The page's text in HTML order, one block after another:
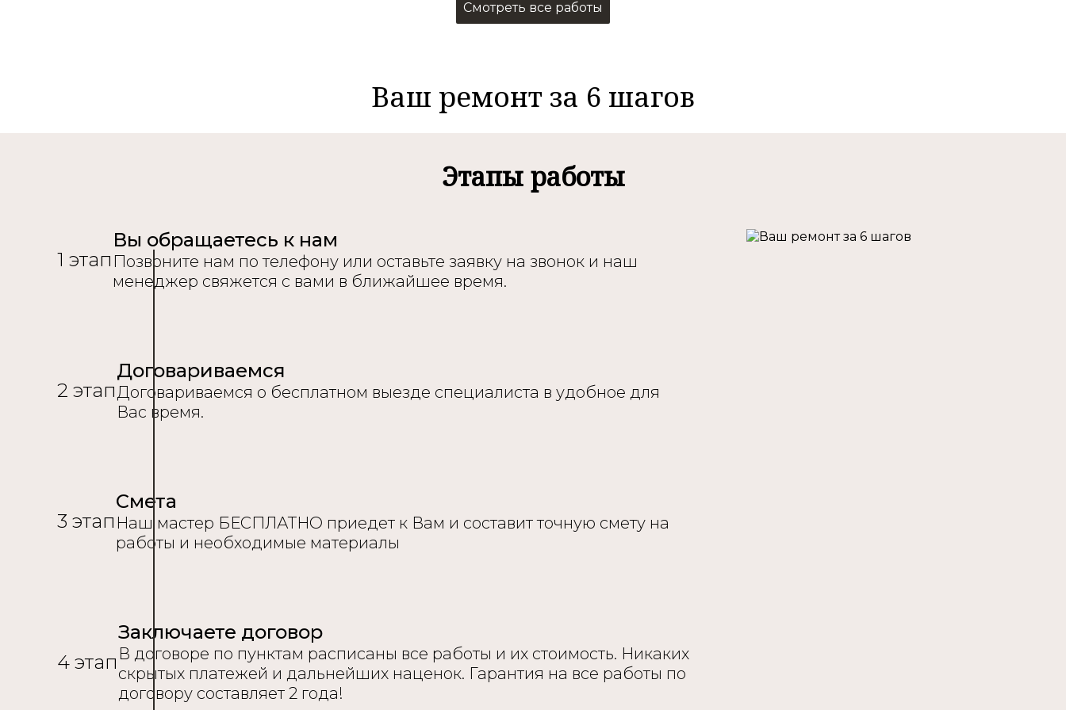
Смотреть все работы
Ваш ремонт за 6 шагов
Этапы работы
1 этап
Вы обращаетесь к нам
Позвоните нам по телефону или оставьте заявку на звонок и наш
менеджер свяжется с вами в ближайшее время.
2 этап
Договариваемся
Договариваемся о бесплатном выезде специалиста в удобное для
Вас время.
3 этап
Смета
Наш мастер БЕСПЛАТНО приедет к Вам и составит точную смету на
работы и необходимые материалы
4 этап
Заключаете договор
В договоре по пунктам расписаны все работы и их стоимость. Никаких
скрытых платежей и дальнейших наценок. Гарантия на все работы по
договору составляет 2 года!